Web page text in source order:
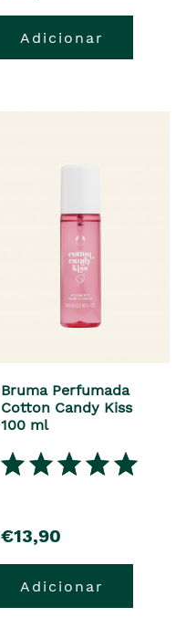
Adicionar
Bruma Perfumada
Cotton Candy Kiss
100 ml
€13,90
Adicionar